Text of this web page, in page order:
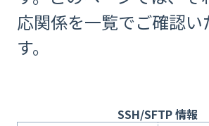
応関係を一覧でご確認い
す。
SSH/SFTP 情報